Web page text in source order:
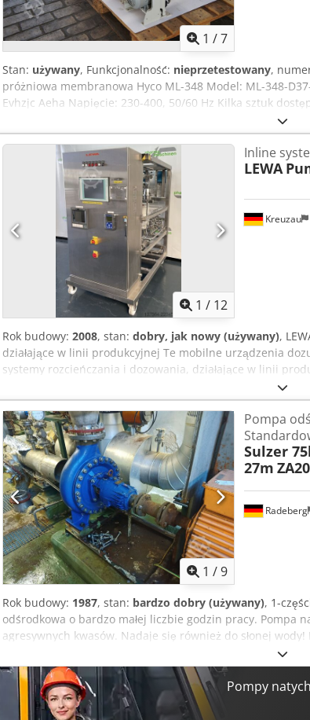
1 /7
Stan: używany, Funkcjonalność: nieprzetestowany,
próżniowa membranowa Hyco ML-348 Model: ML-348-
Evhzjc Aeha Napięcie: 230-400, 50/60 Hz Kilka sztuk
1 / 12
Kreuzau
Inline
LEWA
Rok budowy: 2008, stan: dobry, jak nowy (używany),
działające w linii produkcyjnej Te mobilne urządzenia
systemy rozcieńczania i dozowania, działające w linii
dozowania mieszanin płynnych/roztworów buforowych
konieczności stosowania oddzielnych zbiorników
l/godz. i 2. Urządzenie: 15–800 l/godz. Pompy dozujące
płynów. Zawory membranowe i zawory utrzymujące
Cjdpfx Aezl S Stjc Asha Mieszalnik statyczny, który
Urządzenia pomiarowe i regulacyjne, takie jak
przewodności do monitorowania procesu. Panel
Simatic S7-300 Rejestracja danych: Rejestrator Yokogawa
M 700 Producent: LEWA Rok produkcji: 2008 Wymiary: ok.
1 /9
Radeberg
Pompa
Sulzer
27m
Rok budowy: 1987, stan: bardzo dobry (używany), 1-
odśrodkowa o bardzo małej liczbie godzin pracy. Pompa
agresywnych kwasów. Nadaje się również do słonej
Duplex 9.4460 / Noridur 1.4593 Objętość tłoczenia: 250
obr/min Moc wału: 42 kW Moc silnika: 75 kW NPSH: 1,6
jest również prędkość pompy 1480 obr/min !!!
Wydajność: 430 m³/h Wysokość tłoczenia: 62 metry Moc
Pompy